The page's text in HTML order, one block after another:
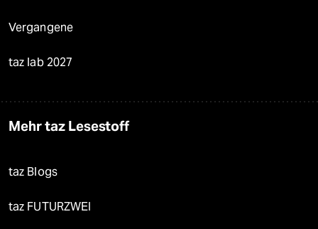
Vergangene
taz lab 2027
Mehr taz Lesestoff
taz Blogs
taz FUTURZWEI